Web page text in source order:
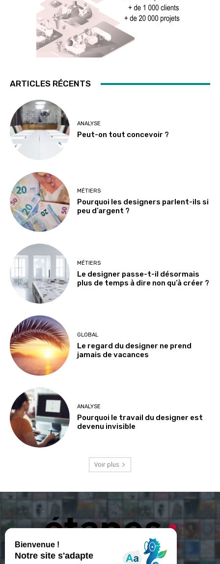
ARTICLES RÉCENTS
ANALYSE
Peut-on tout concevoir ?
MÉTIERS
Pourquoi les designers parlent-ils si
peu d’argent ?
MÉTIERS
Le designer passe-t-il désormais
plus de temps à dire non qu’à créer ?
GLOBAL
Le regard du designer ne prend
jamais de vacances
ANALYSE
Pourquoi le travail du designer est
devenu invisible
Voir plus